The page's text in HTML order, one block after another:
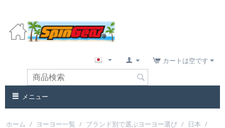
カートは空です
メニュー
ホーム / ヨーヨー一覧 / ブランド別で選ぶヨーヨー選び / 日本 /